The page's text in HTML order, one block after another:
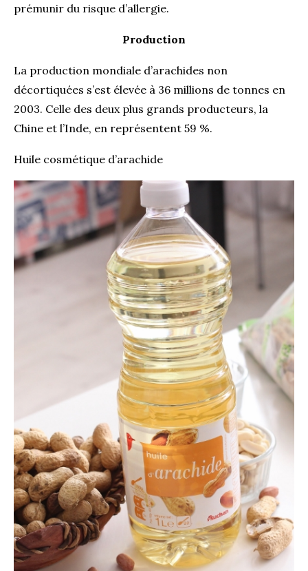
prémunir du risque d’allergie.
Production
La production mondiale d’arachides non
décortiquées s’est élevée à 36 millions de tonnes en
2003. Celle des deux plus grands producteurs, la
Chine et l’Inde, en représentent 59 %.
Huile cosmétique d’arachide